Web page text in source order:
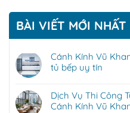
BÀI VIẾT MỚI NHẤT
Cánh Kính Vũ
tủ bếp uy tín
Dịch Vụ Thi Công
Cánh Kính Vũ